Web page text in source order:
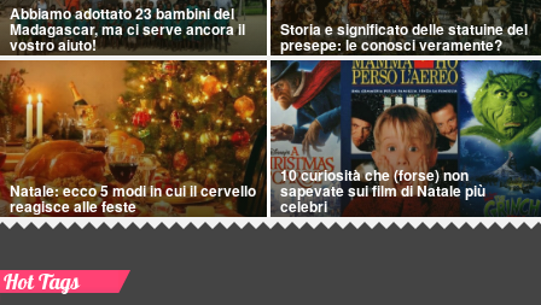
Abbiamo adottato 23 bambini del
Madagascar, ma ci serve ancora il
vostro aiuto!
Storia e significato delle statuine del
presepe: le conosci veramente?
Natale: ecco 5 modi in cui il cervello
reagisce alle feste
10 curiosità che (forse) non
sapevate sui film di Natale più
celebri
Hot Tags